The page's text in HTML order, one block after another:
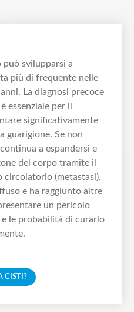
può svilupparsi a
più di frequente nelle
La diagnosi precoce
essenziale per il
significativamente
guarigione. Se non
a espandersi e
del corpo tramite il
circolatorio (metastasi).
e ha raggiunto altre
un pericolo
le probabilità di curarlo
CISTI?